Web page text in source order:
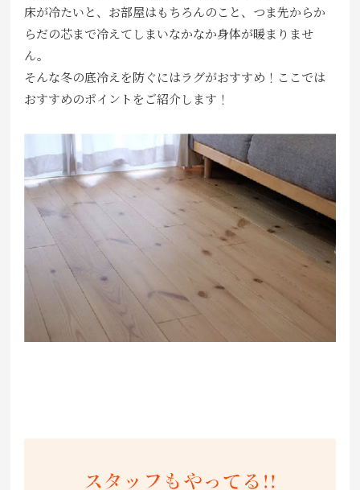
床が冷たいと、お部屋はもちろんのこと、つま先からか
らだの芯まで冷えてしまいなかなか身体が暖まりませ
ん。
そんな冬の底冷えを防ぐにはラグがおすすめ！ここでは
おすすめのポイントをご紹介します！
スタッフもやってる!!